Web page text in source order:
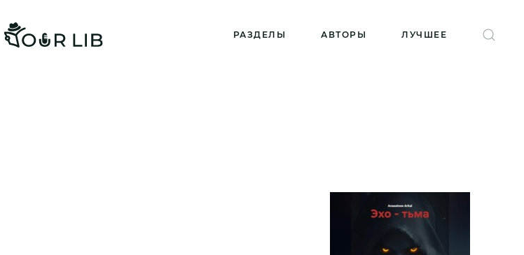
РАЗДЕЛЫ АВТОРЫ ЛУЧШЕЕ